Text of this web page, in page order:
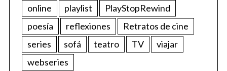
online
playlist
PlayStopRewind
poesía
reflexiones
Retratos de cine
series
sofá teatro TV
viajar
webseries